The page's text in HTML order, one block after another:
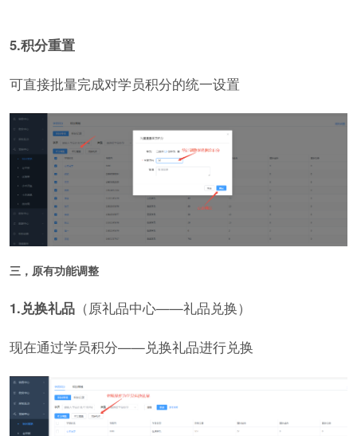
5.积分重置
可直接批量完成对学员积分的统一设置
三，原有功能调整
1.兑换礼品（原礼品中心——礼品兑换）
现在通过学员积分——兑换礼品​进行兑换